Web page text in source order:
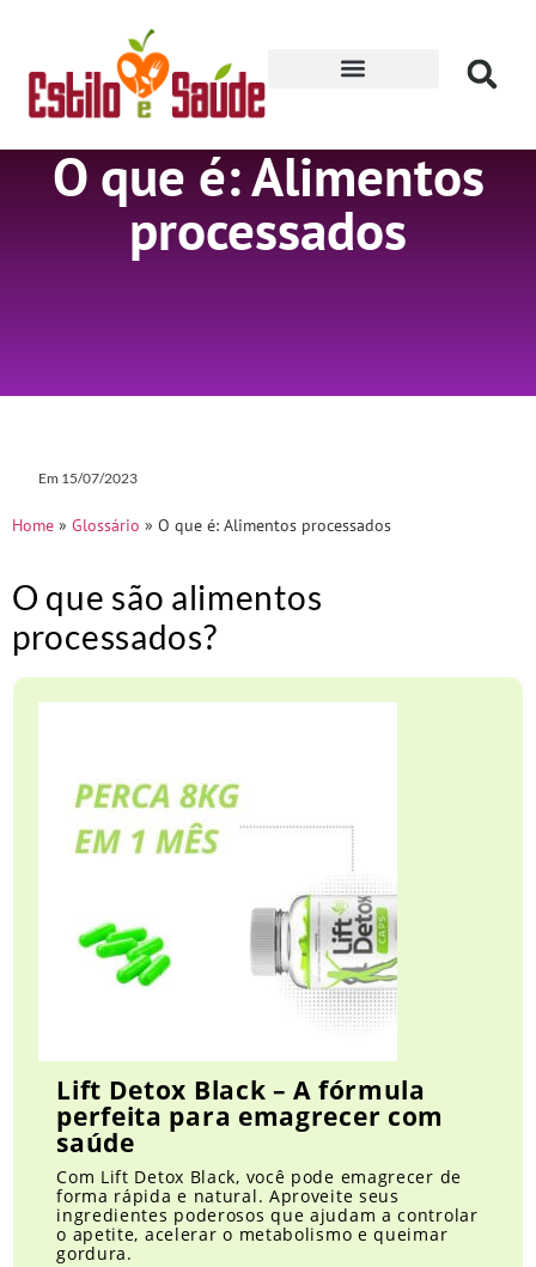
O que é: Alimentos
processados
Em 15/07/2023
Home » Glossário » O que é: Alimentos processados
O que são alimentos
processados?
Lift Detox Black – A fórmula
perfeita para emagrecer com
saúde
Com Lift Detox Black, você pode emagrecer de
forma rápida e natural. Aproveite seus
ingredientes poderosos que ajudam a controlar
o apetite, acelerar o metabolismo e queimar
gordura.